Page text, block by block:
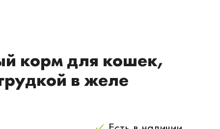
корм для кошек,
в желе